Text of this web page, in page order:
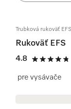
Trubková rukoväť
Rukoväť EFS
4.8
4.8 / 5
pre vysávače